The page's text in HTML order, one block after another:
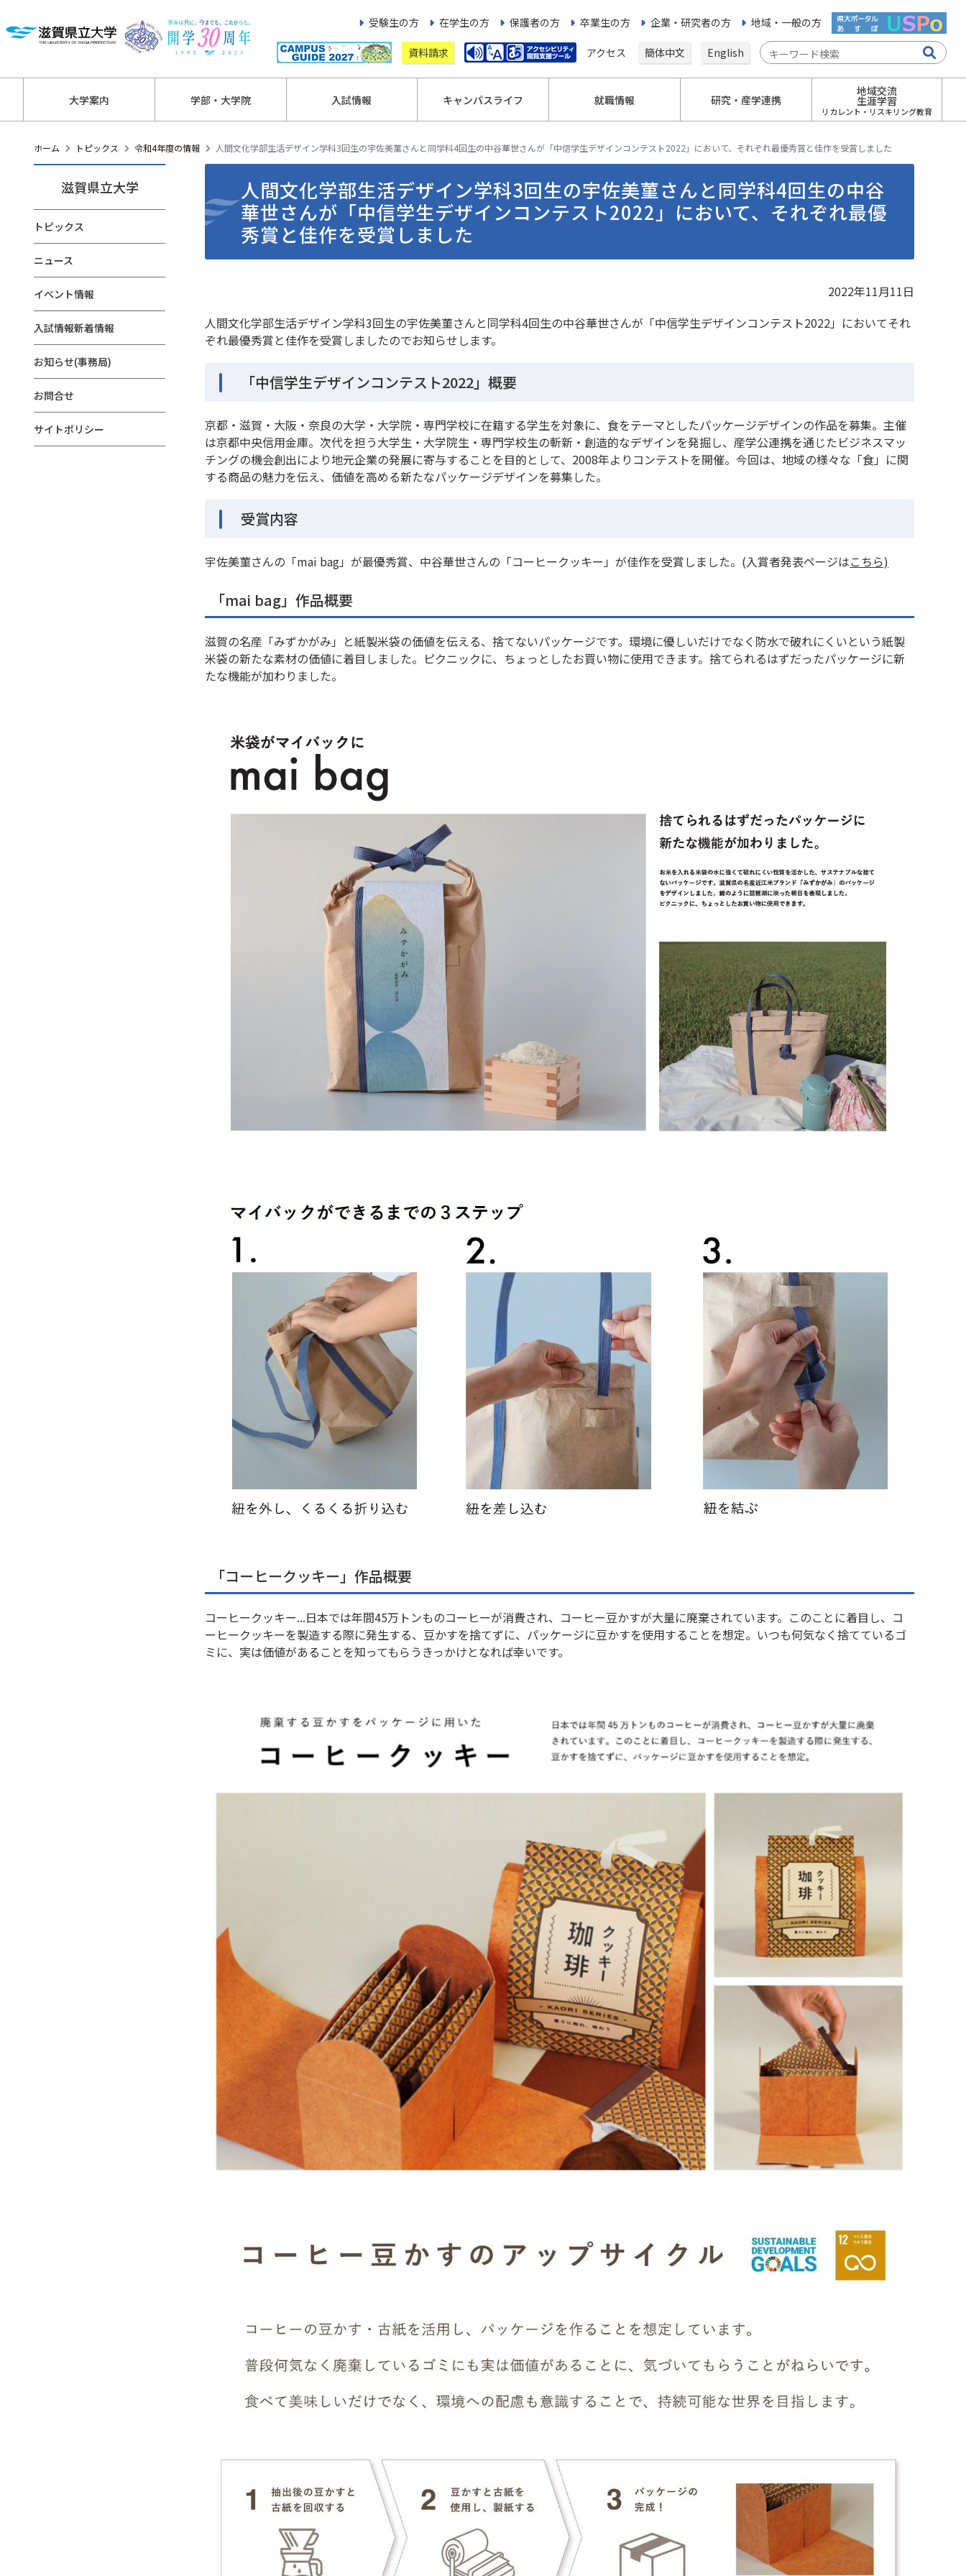
受験生の方 在学生の方 保護者の方 卒業生の方 企業・研究者の方 地域・一般の方
資料請求 アクセス 簡体中文 English
大学案内 学部・大学院 入試情報 キャンパスライフ 就職情報 研究・産学連携
地域交流
生涯学習
リカレント・リスキリング教育
ホーム トピックス 令和4年度の情報 人間文化学部生活デザイン学科3回生の宇佐美菫さんと同学科4回生の中谷華世さんが「中信学生デザインコンテスト2022」において、それぞれ最優秀賞と佳作を受賞しました
滋賀県立大学
トピックス
ニュース
イベント情報
入試情報新着情報
お知らせ(事務局)
お問合せ
サイトポリシー
人間文化学部生活デザイン学科3回生の宇佐美菫さんと同学科4回生の中谷
華世さんが「中信学生デザインコンテスト2022」において、それぞれ最優
秀賞と佳作を受賞しました
2022年11月11日
人間文化学部生活デザイン学科3回生の宇佐美菫さんと同学科4回生の中谷華世さんが「中信学生デザインコンテスト2022」においてそれ
ぞれ最優秀賞と佳作を受賞しましたのでお知らせします。
「中信学生デザインコンテスト2022」概要
京都・滋賀・大阪・奈良の大学・大学院・専門学校に在籍する学生を対象に、食をテーマとしたパッケージデザインの作品を募集。主催
は京都中央信用金庫。次代を担う大学生・大学院生・専門学校生の斬新・創造的なデザインを発掘し、産学公連携を通じたビジネスマッ
チングの機会創出により地元企業の発展に寄与することを目的として、2008年よりコンテストを開催。今回は、地域の様々な「食」に関
する商品の魅力を伝え、価値を高める新たなパッケージデザインを募集した。
受賞内容
宇佐美菫さんの「mai bag」が最優秀賞、中谷華世さんの「コーヒークッキー」が佳作を受賞しました。(入賞者発表ページはこちら)
「mai bag」作品概要
滋賀の名産「みずかがみ」と紙製米袋の価値を伝える、捨てないパッケージです。環境に優しいだけでなく防水で破れにくいという紙製
米袋の新たな素材の価値に着目しました。ピクニックに、ちょっとしたお買い物に使用できます。捨てられるはずだったパッケージに新
たな機能が加わりました。
「コーヒークッキー」作品概要
コーヒークッキー...日本では年間45万トンものコーヒーが消費され、コーヒー豆かすが大量に廃棄されています。このことに着目し、コ
ーヒークッキーを製造する際に発生する、豆かすを捨てずに、パッケージに豆かすを使用することを想定。いつも何気なく捨てているゴ
ミに、実は価値があることを知ってもらうきっかけとなれば幸いです。